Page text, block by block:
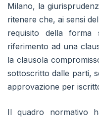
Milano, la
ritenere che, ai sensi
requisito della forma
riferimento ad una
la clausola
sottoscritto dalle parti,
approvazione per
Il quadro normativo